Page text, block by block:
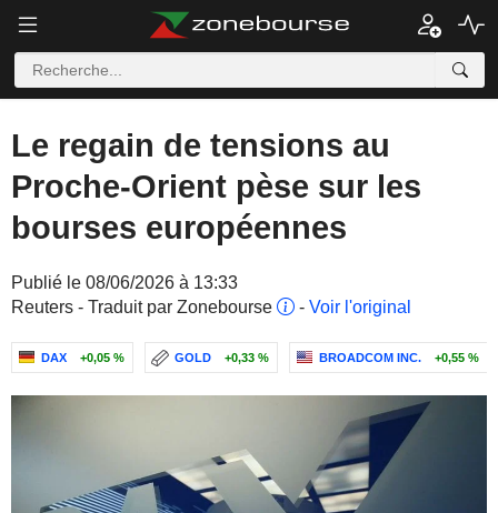
Le regain de tensions au
Proche-Orient pèse sur les
bourses européennes
Publié le 08/06/2026 à 13:33
Reuters - Traduit par Zonebourse
- Voir l'original
DAX +0,05 % GOLD +0,33 % BROADCOM INC. +0,55 %